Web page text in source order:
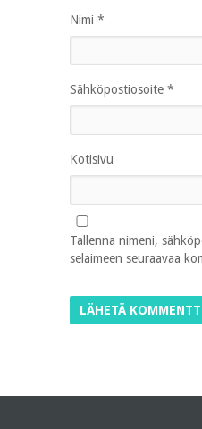
Nimi *
Sähköpostiosoite *
Kotisivu
Tallenna nimeni,
selaimeen seuraavaa